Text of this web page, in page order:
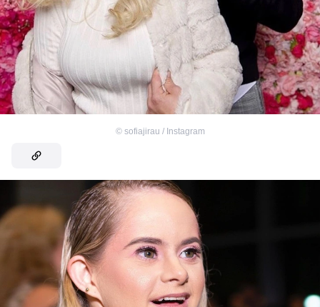
© sofiajirau / Instagram